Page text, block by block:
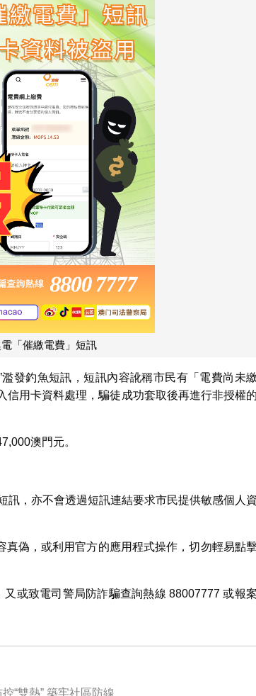
「催繳電費」短訊
發釣魚短訊，短訊內容訛稱市民有「電費尚未繳
用卡資料處理，騙徒成功套取後再進行非授權的
澳門元。
訊，亦不會透過短訊連結要求市民提供敏感個人資
偽，或利用官方的應用程式操作，切勿輕易點擊
或致電司警局防詐騙查詢熱線 88007777 或報案
“全城家家戶戶清積水”大行動今啟動 聯動社團提前部署防控“雙熱” 築牢社區防線